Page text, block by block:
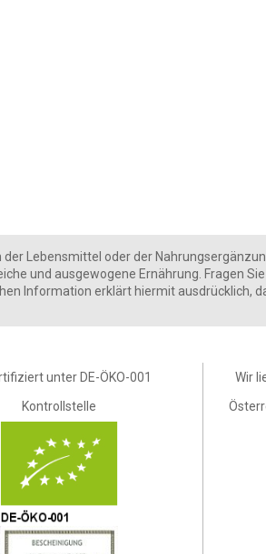
Lebensmittel oder der
und ausgewogene Ernährung. Fragen
Information erklärt hiermit ausdrücklich,
unter DE-ÖKO-001
Kontrollstelle
Wir